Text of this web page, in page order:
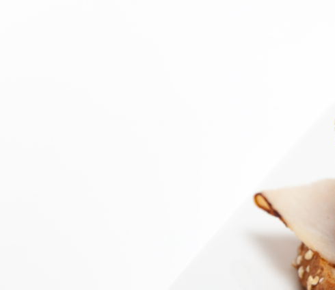
Traiteur
Appelez, déléguez,
vous propose
et de
végétariens, à la volaille ou aux fruits de